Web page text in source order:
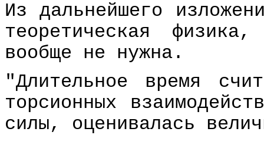
Из дальнейшего
теоретическая
вообще не нужна.
"Длительное время
торсионных
силы, оценивалась